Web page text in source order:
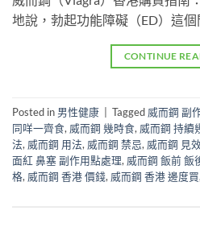
地說，勃起功能障礙（ED）這
CONTINUE
Posted in 男性健康 Tagged 威而鋼 副
同咩一齊食, 威而鋼 幾時食, 威而鋼 持續
法, 威而鋼 用法, 威而鋼 禁忌, 威而鋼 見
面紅 鼻塞 副作用點處理, 威而鋼 飯前 飯
格, 威而鋼 香港 價錢, 威而鋼 香港 邊度買,